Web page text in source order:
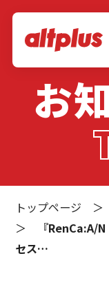
お
トップページ ＞
＞
『RenCa:A/
セス…